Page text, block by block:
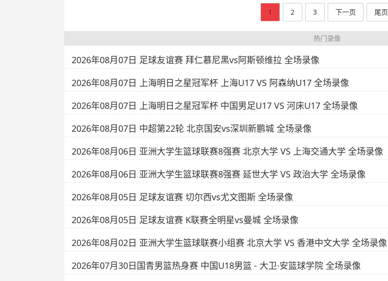
1 2 3 下一页 尾页
热门录像
2026年08月07日 足球友谊赛 拜仁慕尼黑vs阿斯顿维拉 全场录像
2026年08月07日 上海明日之星冠军杯 上海U17 VS 阿森纳U17 全场录像
2026年08月07日 上海明日之星冠军杯 中国男足U17 VS 河床U17 全场录像
2026年08月07日 中超第22轮 北京国安vs深圳新鹏城 全场录像
2026年08月06日 亚洲大学生篮球联赛8强赛 北京大学 VS 上海交通大学 全场录像
2026年08月06日 亚洲大学生篮球联赛8强赛 延世大学 VS 政治大学 全场录像
2026年08月05日 足球友谊赛 切尔西vs尤文图斯 全场录像
2026年08月05日 足球友谊赛 K联赛全明星vs曼城 全场录像
2026年08月02日 亚洲大学生篮球联赛小组赛 北京大学 VS 香港中文大学 全场录像
2026年07月30日国青男篮热身赛 中国U18男篮 - 大卫·安篮球学院 全场录像